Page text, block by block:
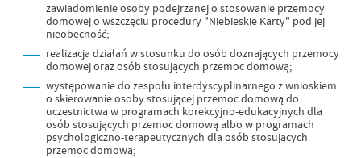
zawiadomienie osoby podejrzanej o stosowanie przemocy
domowej o wszczęciu procedury "Niebieskie Karty" pod jej
nieobecność;
realizacja działań w stosunku do osób doznających przemocy
domowej oraz osób stosujących przemoc domową;
występowanie do zespołu interdyscyplinarnego z wnioskiem
o skierowanie osoby stosującej przemoc domową do
uczestnictwa w programach korekcyjno-edukacyjnych dla
osób stosujących przemoc domową albo w programach
psychologiczno-terapeutycznych dla osób stosujących
przemoc domową;